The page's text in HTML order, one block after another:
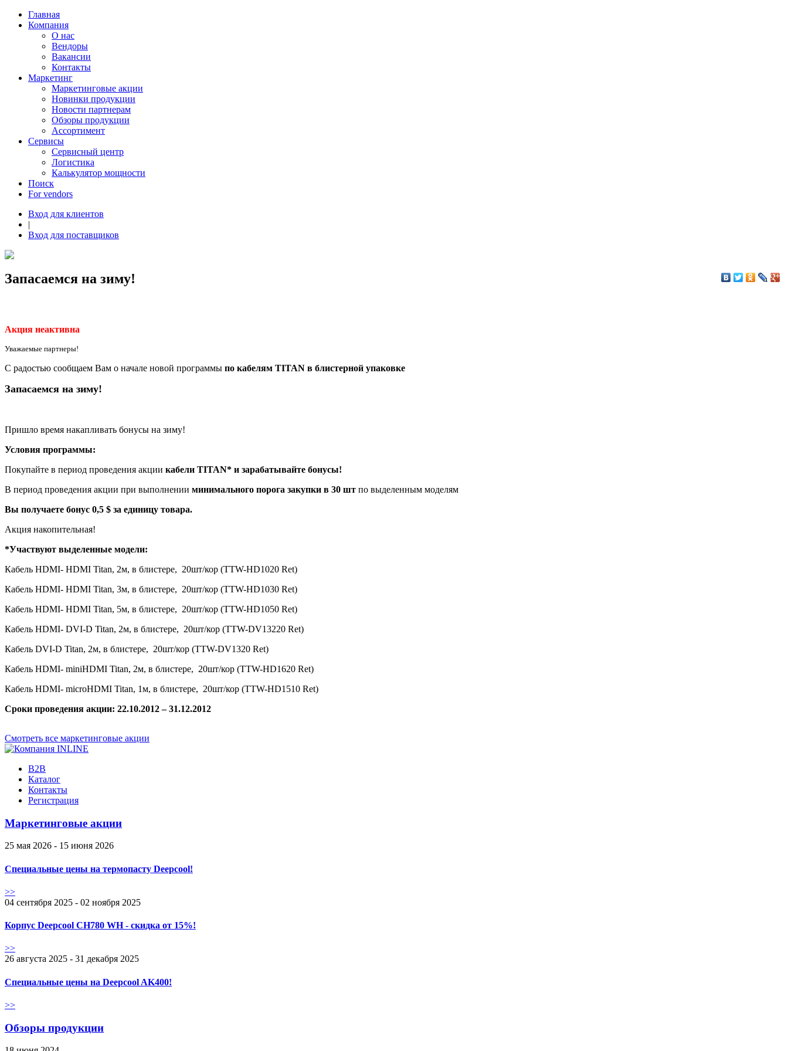
Главная
Компания
О нас
Вендоры
Вакансии
Контакты
Маркетинг
Маркетинговые акции
Новинки продукции
Новости партнерам
Обзоры продукции
Ассортимент
Сервисы
Сервисный центр
Логистика
Калькулятор мощности
Поиск
For vendors
Вход для клиентов
|
Вход для поставщиков
Запасаемся на зиму!
Акция неактивна
Уважаемые партнеры!
С радостью сообщаем Вам о начале новой программы по кабелям TITAN в блистерной упаковке
Запасаемся на зиму!
Пришло время накапливать бонусы на зиму!
Условия программы:
Покупайте в период проведения акции кабели TITAN* и зарабатывайте бонусы!
В период проведения акции при выполнении минимального порога закупки в 30 шт по выделенным моделям
Вы получаете бонус 0,5 $ за единицу товара.
Акция накопительная!
*Участвуют выделенные модели:
Кабель HDMI- HDMI Titan, 2м, в блистере, 20шт/кор (TTW-HD1020 Ret)
Кабель HDMI- HDMI Titan, 3м, в блистере, 20шт/кор (TTW-HD1030 Ret)
Кабель HDMI- HDMI Titan, 5м, в блистере, 20шт/кор (TTW-HD1050 Ret)
Кабель HDMI- DVI-D Titan, 2м, в блистере, 20шт/кор (TTW-DV13220 Ret)
Кабель DVI-D Titan, 2м, в блистере, 20шт/кор (TTW-DV1320 Ret)
Кабель HDMI- miniHDMI Titan, 2м, в блистере, 20шт/кор (TTW-HD1620 Ret)
Кабель HDMI- microHDMI Titan, 1м, в блистере, 20шт/кор (TTW-HD1510 Ret)
Сроки проведения акции: 22.10.2012 – 31.12.2012
Смотреть все маркетинговые акции
B2B
Каталог
Контакты
Регистрация
Маркетинговые акции
25 мая 2026 - 15 июня 2026
Специальные цены на термопасту Deepcool!
>>
04 сентября 2025 - 02 ноября 2025
Корпус Deepcool CH780 WH - скидка от 15%!
>>
26 августа 2025 - 31 декабря 2025
Специальные цены на Deepcool AK400!
>>
Обзоры продукции